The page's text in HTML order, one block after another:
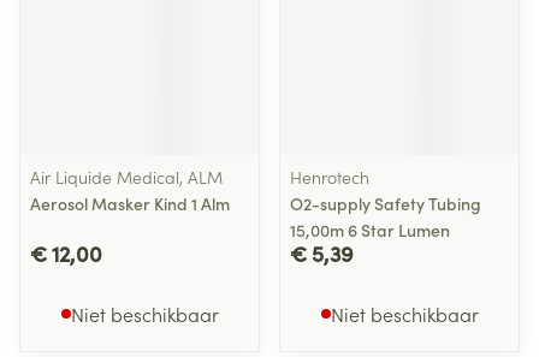
Air Liquide Medical, ALM
Aerosol Masker Kind 1 Alm
€ 12,00
Niet beschikbaar
Henrotech
O2-supply Safety Tubing
15,00m 6 Star Lumen
€ 5,39
Niet beschikbaar